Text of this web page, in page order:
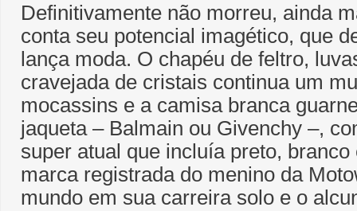
Definitivamente não morreu, ainda
conta seu potencial imagético, que
lança moda. O chapéu de feltro,
cravejada de cristais continua um
mocassins e a camisa branca
jaqueta – Balmain ou Givenchy –,
super atual que incluía preto,
marca registrada do menino da
mundo em sua carreira solo e o